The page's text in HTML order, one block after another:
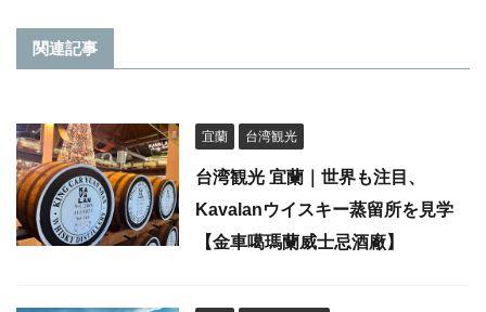
関連記事
宜蘭 台湾観光
台湾観光 宜蘭｜世界も注目、
Kavalanウイスキー蒸留所を見学
【金車噶瑪蘭威士忌酒廠】